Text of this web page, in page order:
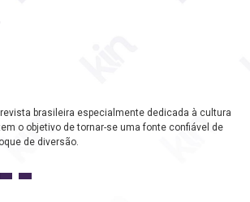
revista brasileira especialmente dedicada à cultura
o objetivo de tornar-se uma fonte confiável de
de diversão.